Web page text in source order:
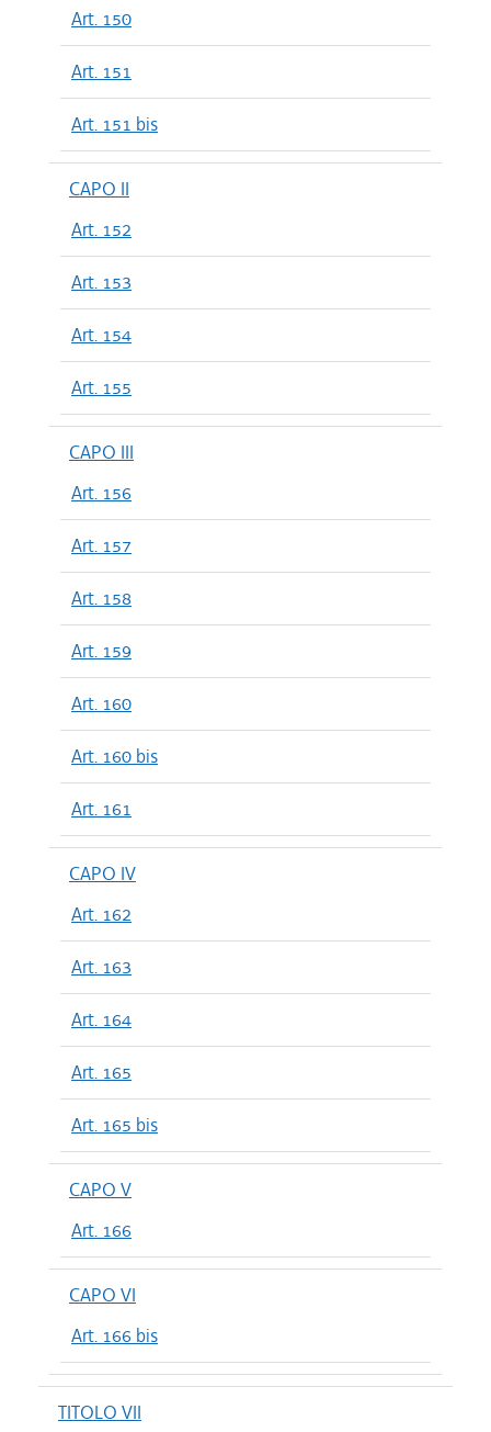
Art. 150
Art. 151
Art. 151 bis
CAPO II
Art. 152
Art. 153
Art. 154
Art. 155
CAPO III
Art. 156
Art. 157
Art. 158
Art. 159
Art. 160
Art. 160 bis
Art. 161
CAPO IV
Art. 162
Art. 163
Art. 164
Art. 165
Art. 165 bis
CAPO V
Art. 166
CAPO VI
Art. 166 bis
TITOLO VII